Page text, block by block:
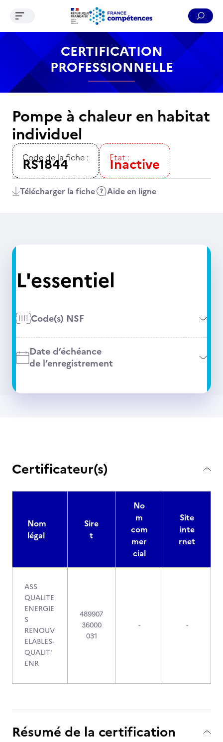
Contenu Recherche Menu Pied de page
Ouvrir le menu de navigation
CERTIFICATION
PROFESSIONNELLE
Pompe à chaleur en habitat
individuel
Code de la fiche :
RS1844 Etat :
Inactive
Télécharger la fiche Aide en ligne
L'essentiel
Code(s) NSF
Date d’échéance
de l’enregistrement
Certificateur(s)
Nom
légal
Sire
t
No
m
com
mer
cial
Site
inte
rnet
ASS
QUALITE
ENERGIE
S
RENOUV
ELABLES-
QUALIT'
ENR
489907
36000
031
- -
Résumé de la certification